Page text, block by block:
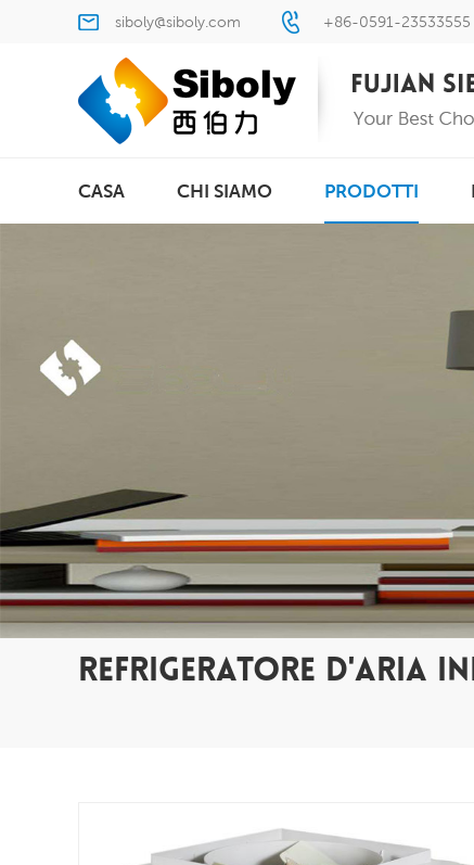
siboly@siboly.com +86-0591-23533555
CASA CHI SIAMO PRODOTTI
REFRIGERATORE D'ARIA